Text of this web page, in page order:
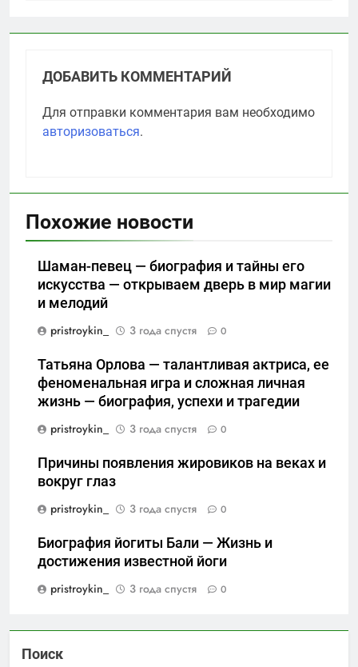
ДОБАВИТЬ КОММЕНТАРИЙ
Для отправки комментария вам необходимо
авторизоваться.
Похожие новости
Шаман-певец — биография и тайны его
искусства — открываем дверь в мир магии
и мелодий
pristroykin_
3 года спустя 0
Татьяна Орлова — талантливая актриса, ее
феноменальная игра и сложная личная
жизнь — биография, успехи и трагедии
pristroykin_
3 года спустя 0
Причины появления жировиков на веках и
вокруг глаз
pristroykin_
3 года спустя 0
Биография йогиты Бали — Жизнь и
достижения известной йоги
pristroykin_
3 года спустя 0
Поиск